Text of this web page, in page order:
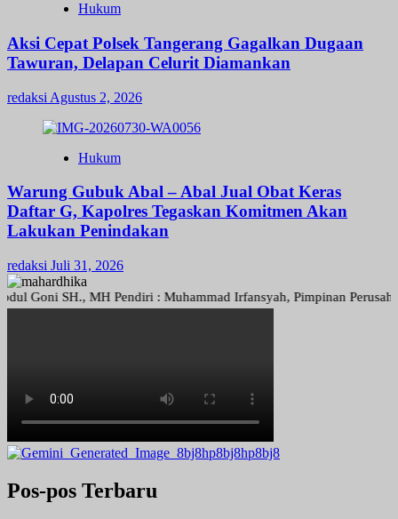
Hukum
Aksi Cepat Polsek Tangerang Gagalkan Dugaan
Tawuran, Delapan Celurit Diamankan
redaksi Agustus 2, 2026
Hukum
Warung Gubuk Abal – Abal Jual Obat Keras
Daftar G, Kapolres Tegaskan Komitmen Akan
Lakukan Penindakan
redaksi Juli 31, 2026
Goni SH., MH Pendiri : Muhammad Irfansyah, Pimpinan
Pos-pos Terbaru